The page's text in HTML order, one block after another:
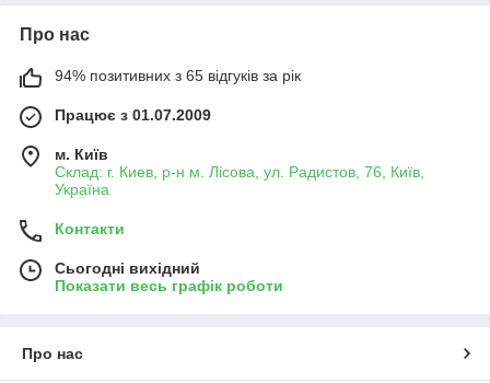
Про нас
94% позитивних з 65 відгуків за рік
Працює з 01.07.2009
м. Київ
Склад: г. Киев, р-н м. Лісова, ул. Радистов, 76, Київ,
Україна
Контакти
Сьогодні вихідний
Показати весь графік роботи
Про нас